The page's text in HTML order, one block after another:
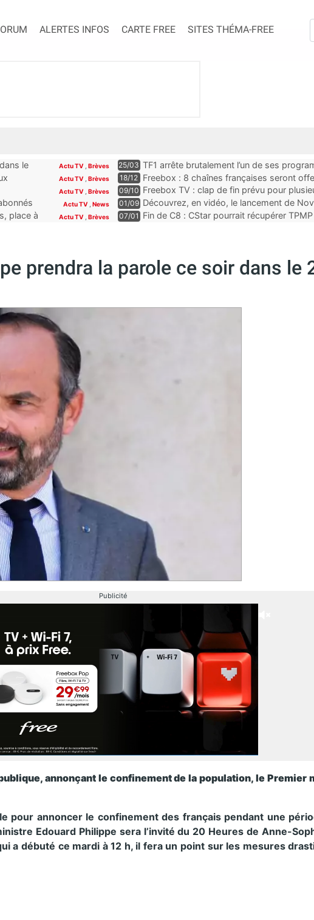
ALERTES INFOS CARTE FREE SITES THÉMA-FREE
le
Actu TV ,Brèves 25/03 TF1 arrête brutalement l’un de ses
abonnés Freebox, Livebox, Bbox et Box
son remplaçant à la rentrée
Actu TV ,Brèves 18/12 Freebox : 8 chaînes françaises seront
dès la fin du mois
Actu TV ,Brèves 09/10 Freebox TV : clap de fin prévu pour
Paramount incluses pour les abonnés
Actu TV News 01/09 Découvrez, en vidéo, le lancement de
chaîne qui se lance sur la TNT (et la
place à
Actu TV ,Brèves 07/01 Fin de C8 : CStar pourrait récupérer
prendra la parole ce soir dans le
Publicité
annonçant le confinement de la population, le
pour annoncer le confinement des français pendant une
Edouard Philippe sera l’invité du 20 Heures de Anne-
a débuté ce mardi à 12 h, il fera un point sur les mesures